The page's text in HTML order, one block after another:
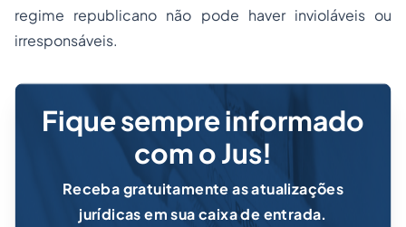
regime republicano não pode haver invioláveis ou
irresponsáveis.
Fique sempre informado
com o Jus!
Receba gratuitamente as atualizações
jurídicas em sua caixa de entrada.